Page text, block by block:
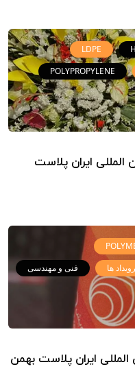
LDPE
POLYPROPYLENE
ایران پلاست
رویداد ها فنی و مهندسی
ایران پلاست بهمن